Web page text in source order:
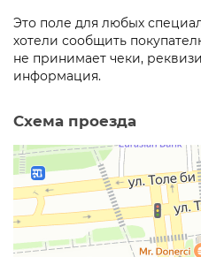
Это поле для любых
хотели сообщить
не принимает чеки,
информация.
Схема проезда